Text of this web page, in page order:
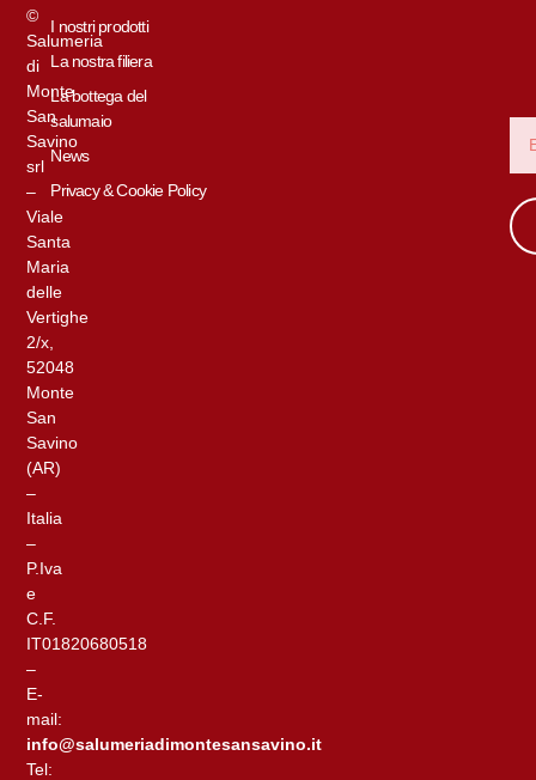
©
Salumeria
di
Monte
San
Savino
srl
–
Viale
Santa
Maria
delle
Vertighe
2/x,
52048
Monte
San
Savino
(AR)
–
Italia
–
P.Iva
e
C.F.
IT01820680518
–
E-
mail:
info@salumeriadimontesansavino.it
Tel:
I nostri prodotti
La nostra filiera
La bottega del
salumaio
News
Privacy & Cookie Policy